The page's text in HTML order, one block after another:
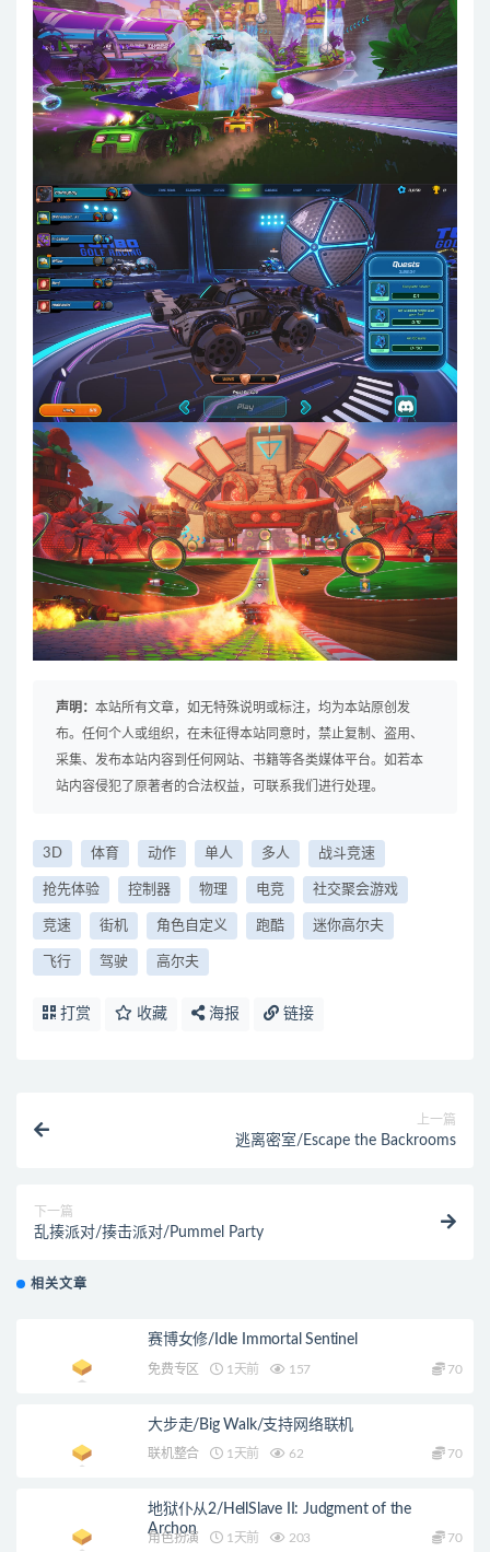
声明： 本站所有文章，如无特殊说明或标注，均为本站原创发
布。任何个人或组织，在未征得本站同意时，禁止复制、盗用、
采集、发布本站内容到任何网站、书籍等各类媒体平台。如若本
站内容侵犯了原著者的合法权益，可联系我们进行处理。
3D 体育 动作 单人 多人 战斗竞速
抢先体验 控制器 物理 电竞 社交聚会游戏
竞速 街机 角色自定义 跑酷 迷你高尔夫
飞行 驾驶 高尔夫
打赏 收藏 海报 链接
上一篇
逃离密室/Escape the Backrooms
下一篇
乱揍派对/揍击派对/Pummel Party
相关文章
赛博女修/Idle Immortal Sentinel
免费专区 1天前 157 70
大步走/Big Walk/支持网络联机
联机整合 1天前 62 70
地狱仆从2/HellSlave II: Judgment of the
Archon
角色扮演 1天前 203 70